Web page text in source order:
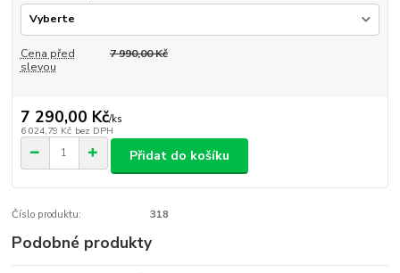
Cena před
slevou
7 990,00 Kč
7 290,00 Kč/ks
6 024,79 Kč bez DPH
Přidat do košíku
Číslo produktu: 318
Podobné produkty